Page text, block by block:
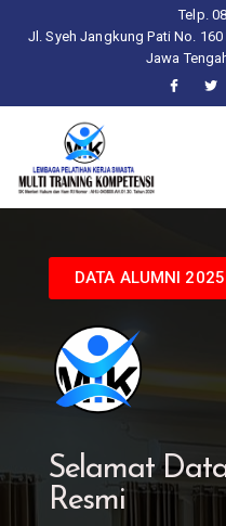
Telp.
Jl. Syeh Jangkung Pati No. 160
Jawa
DATA ALUMNI 2025
Selamat
Resmi